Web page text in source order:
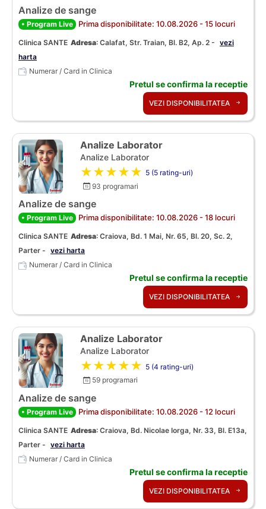
Analize de sange
• Program Live Prima disponibilitate: 10.08.2026 - 15 locuri
Clinica SANTE Adresa: Calafat, Str. Traian, Bl. B2, Ap. 2 - vezi
harta
Numerar / Card in Clinica
Pretul se confirma la receptie
VEZI DISPONIBILITATEA
Analize Laborator
Analize Laborator
★★★★★ 5 (5 rating-uri)
93 programari
Analize de sange
• Program Live Prima disponibilitate: 10.08.2026 - 18 locuri
Clinica SANTE Adresa: Craiova, Bd. 1 Mai, Nr. 65, Bl. 20, Sc. 2,
Parter - vezi harta
Numerar / Card in Clinica
Pretul se confirma la receptie
VEZI DISPONIBILITATEA
Analize Laborator
Analize Laborator
★★★★★ 5 (4 rating-uri)
59 programari
Analize de sange
• Program Live Prima disponibilitate: 10.08.2026 - 12 locuri
Clinica SANTE Adresa: Craiova, Bd. Nicolae Iorga, Nr. 33, Bl. E13a,
Parter - vezi harta
Numerar / Card in Clinica
Pretul se confirma la receptie
VEZI DISPONIBILITATEA